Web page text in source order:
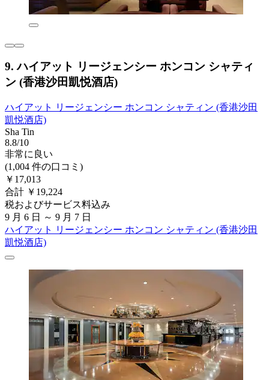
9. ハイアット リージェンシー ホンコン シャティ
ン (香港沙田凱悦酒店)
ハイアット リージェンシー ホンコン シャティン (香港沙田
凱悦酒店)
Sha Tin
8.8/10
非常に良い
(1,004 件の口コミ)
￥17,013
合計 ￥19,224
税およびサービス料込み
9 月 6 日 ～ 9 月 7 日
ハイアット リージェンシー ホンコン シャティン (香港沙田
凱悦酒店)